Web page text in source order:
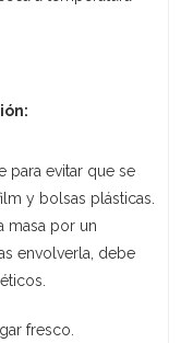
para evitar que se
y bolsas plásticas.
masa por un
envolverla, debe
fresco.